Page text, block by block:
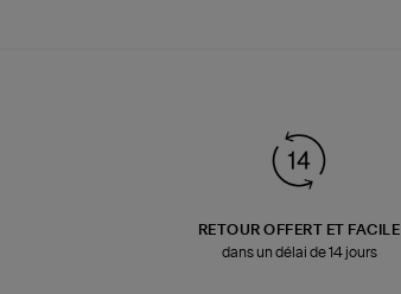
RETOUR OFFERT ET FACILE
dans un délai de 14 jours